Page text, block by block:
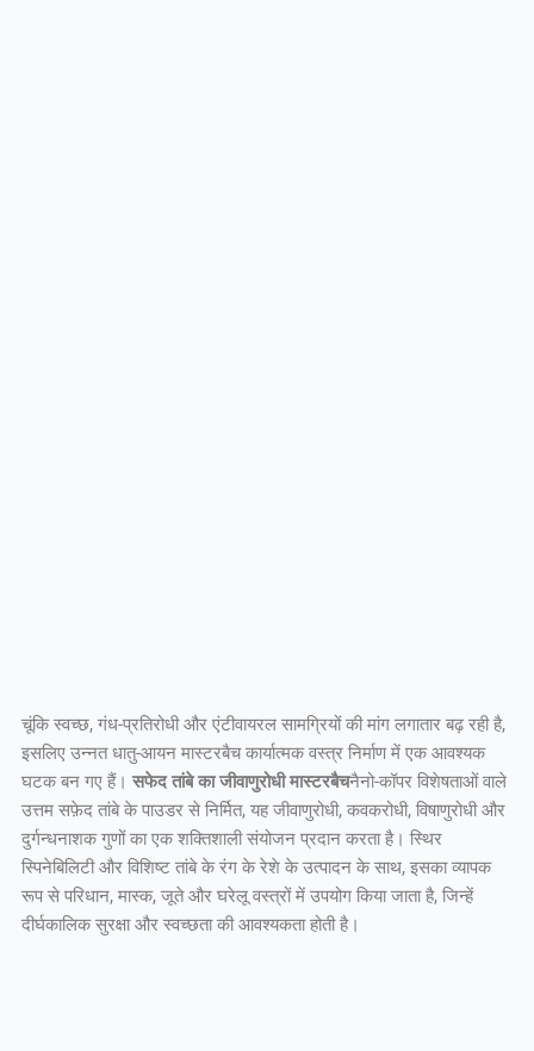
चूंकि स्वच्छ, गंध-प्रतिरोधी और एंटीवायरल सामग्रियों की मांग लगातार बढ़ रही है,
इसलिए उन्नत धातु-आयन मास्टरबैच कार्यात्मक वस्त्र निर्माण में एक आवश्यक
घटक बन गए हैं। सफेद तांबे का जीवाणुरोधी मास्टरबैचनैनो-कॉपर विशेषताओं वाले
उत्तम सफ़ेद तांबे के पाउडर से निर्मित, यह जीवाणुरोधी, कवकरोधी, विषाणुरोधी और
दुर्गन्धनाशक गुणों का एक शक्तिशाली संयोजन प्रदान करता है। स्थिर
स्पिनेबिलिटी और विशिष्ट तांबे के रंग के रेशे के उत्पादन के साथ, इसका व्यापक
रूप से परिधान, मास्क, जूते और घरेलू वस्त्रों में उपयोग किया जाता है, जिन्हें
दीर्घकालिक सुरक्षा और स्वच्छता की आवश्यकता होती है।